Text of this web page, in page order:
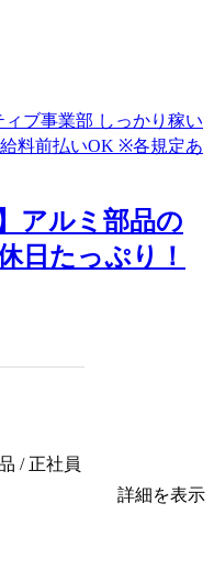
アルミ部品の
日たっぷり！
/ 正社員
詳細を表示